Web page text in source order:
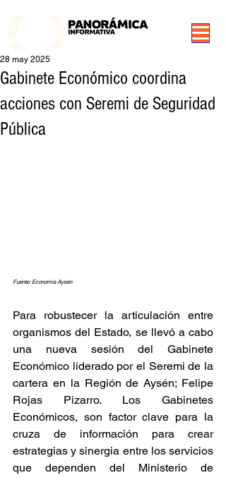
Gabinete Económico coordina
acciones con Seremi de Seguridad
Pública
28 may 2025
Fuente: Economía Aysén
Para robustecer la articulación entre
organismos del Estado, se llevó a cabo
una nueva sesión del Gabinete
Económico liderado por el Seremi de la
cartera en la Región de Aysén; Felipe
Rojas Pizarro. Los Gabinetes
Económicos, son factor clave para la
cruza de información para crear
estrategias y sinergia entre los servicios
que dependen del Ministerio de